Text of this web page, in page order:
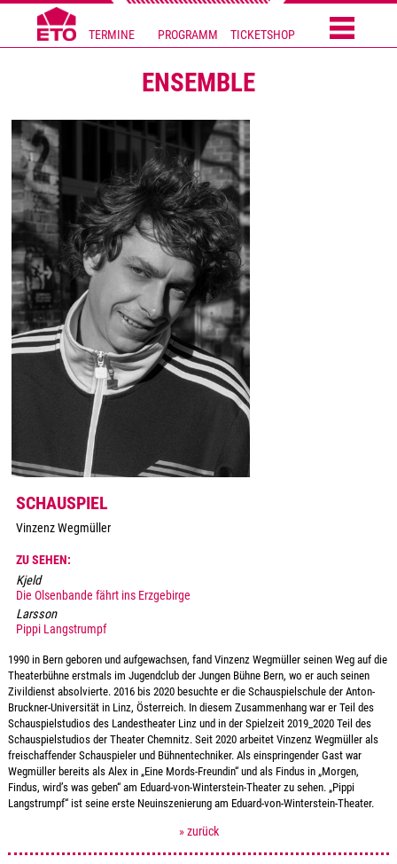
TERMINE PROGRAMM TICKETSHOP
ENSEMBLE
SCHAUSPIEL
Vinzenz Wegmüller
ZU SEHEN:
Kjeld
Die Olsenbande fährt ins Erzgebirge
Larsson
Pippi Langstrumpf
1990 in Bern geboren und aufgewachsen, fand Vinzenz Wegmüller seinen Weg auf die
Theaterbühne erstmals im Jugendclub der Jungen Bühne Bern, wo er auch seinen
Zivildienst absolvierte. 2016 bis 2020 besuchte er die Schauspielschule der Anton-
Bruckner-Universität in Linz, Österreich. In diesem Zusammenhang war er Teil des
Schauspielstudios des Landestheater Linz und in der Spielzeit 2019_2020 Teil des
Schauspielstudios der Theater Chemnitz. Seit 2020 arbeitet Vinzenz Wegmüller als
freischaffender Schauspieler und Bühnentechniker. Als einspringender Gast war
Wegmüller bereits als Alex in „Eine Mords-Freundin“ und als Findus in „Morgen,
Findus, wird’s was geben“ am Eduard-von-Winterstein-Theater zu sehen. „Pippi
Langstrumpf“ ist seine erste Neuinszenierung am Eduard-von-Winterstein-Theater.
» zurück